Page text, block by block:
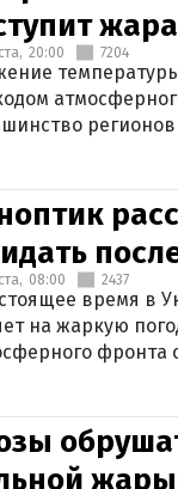
жара
20:00 7204
08:00 2437
время в
на жаркую
фронта